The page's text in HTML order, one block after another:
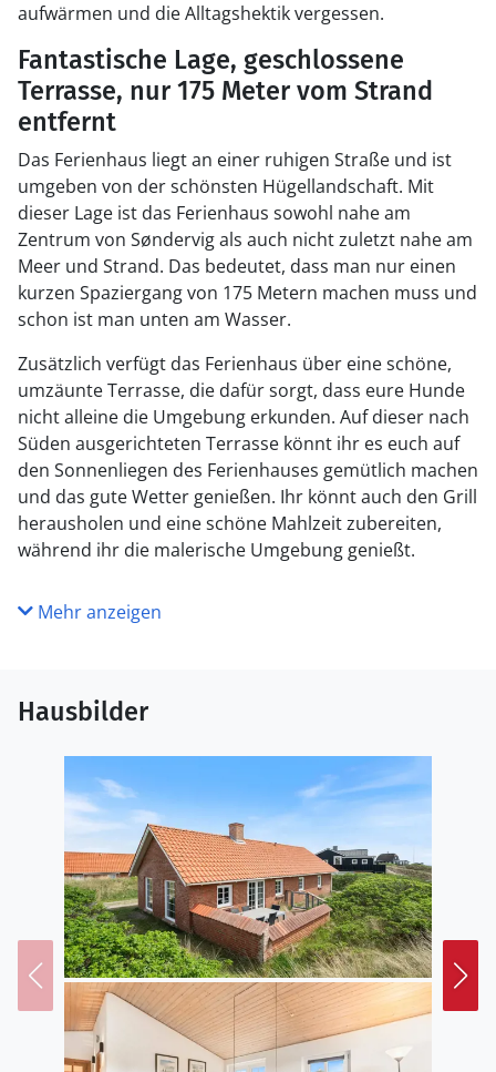
aufwärmen und die Alltagshektik vergessen.
Fantastische Lage, geschlossene
Terrasse, nur 175 Meter vom Strand
entfernt
Das Ferienhaus liegt an einer ruhigen Straße und ist
umgeben von der schönsten Hügellandschaft. Mit
dieser Lage ist das Ferienhaus sowohl nahe am
Zentrum von Søndervig als auch nicht zuletzt nahe am
Meer und Strand. Das bedeutet, dass man nur einen
kurzen Spaziergang von 175 Metern machen muss und
schon ist man unten am Wasser.
Zusätzlich verfügt das Ferienhaus über eine schöne,
umzäunte Terrasse, die dafür sorgt, dass eure Hunde
nicht alleine die Umgebung erkunden. Auf dieser nach
Süden ausgerichteten Terrasse könnt ihr es euch auf
den Sonnenliegen des Ferienhauses gemütlich machen
und das gute Wetter genießen. Ihr könnt auch den Grill
herausholen und eine schöne Mahlzeit zubereiten,
während ihr die malerische Umgebung genießt.
Mehr anzeigen
Hausbilder